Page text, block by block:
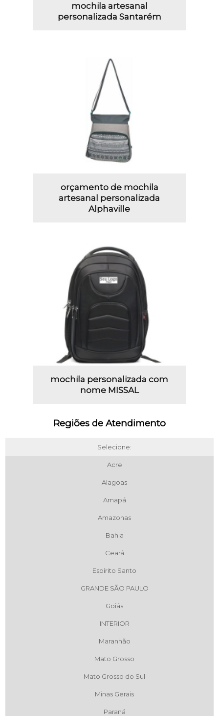
mochila artesanal
personalizada Santarém
orçamento de mochila
artesanal personalizada
Alphaville
mochila personalizada com
nome MISSAL
Regiões de Atendimento
Selecione:
Acre
Alagoas
Amapá
Amazonas
Bahia
Ceará
Espírito Santo
GRANDE SÃO PAULO
Goiás
INTERIOR
Maranhão
Mato Grosso
Mato Grosso do Sul
Minas Gerais
Paraná